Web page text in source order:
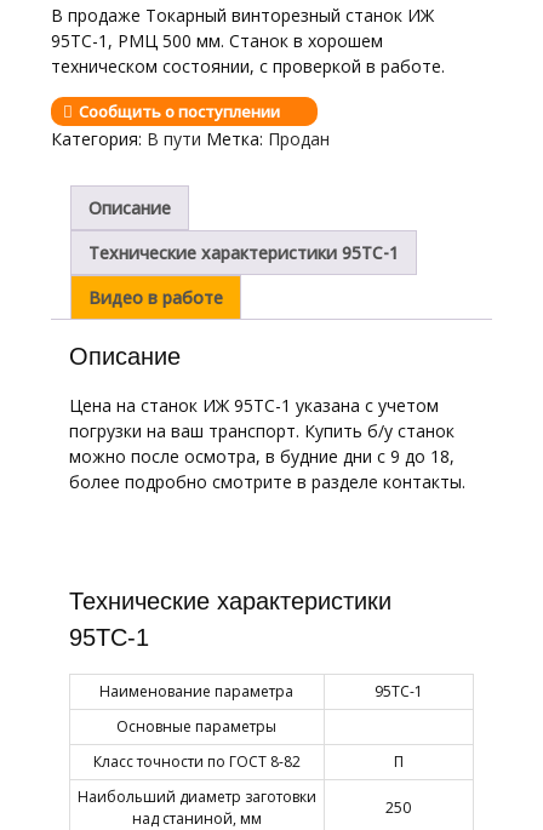
В продаже Токарный винторезный станок ИЖ
95ТС-1, РМЦ 500 мм. Станок в хорошем
техническом состоянии, с проверкой в работе.
Сообщить о поступлении
Категория: В пути Метка: Продан
Описание
Технические характеристики 95ТС-1
Видео в работе
Описание
Цена на станок ИЖ 95ТС-1 указана с учетом
погрузки на ваш транспорт. Купить б/у станок
можно после осмотра, в будние дни с 9 до 18,
более подробно смотрите в разделе контакты.
Технические характеристики
95ТС-1
Наименование параметра
95ТС-1
Основные параметры
Класс точности по ГОСТ 8-82
П
Наибольший диаметр заготовки
над станиной, мм
250